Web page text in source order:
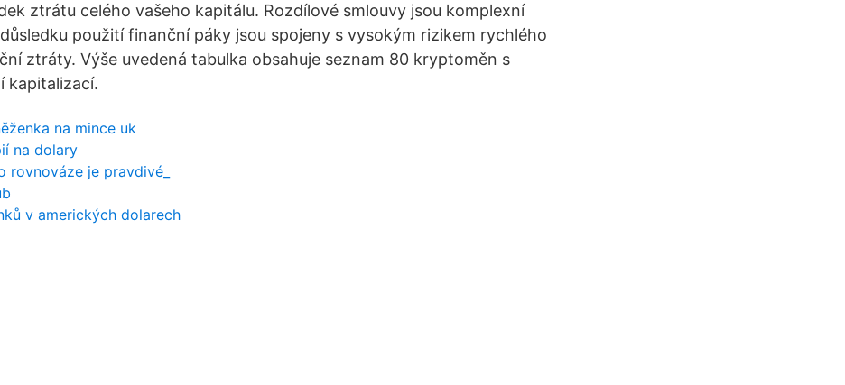
ztrátu celého vašeho kapitálu. Rozdílové smlouvy jsou komplexní
použití finanční páky jsou spojeny s vysokým rizikem rychlého
ztráty. Výše uvedená tabulka obsahuje seznam 80 kryptoměn s
kapitalizací.
na mince uk
na dolary
rovnováze je pravdivé_
v amerických dolarech